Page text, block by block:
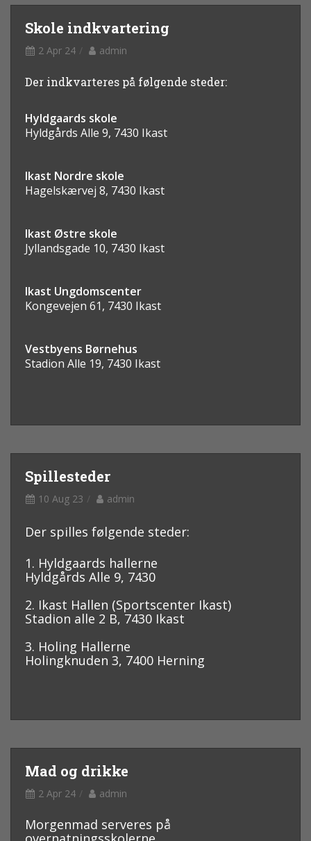
Skole indkvartering
2 Apr 24 admin
Der indkvarteres på følgende steder:
Hyldgaards skole
Hyldgårds Alle 9, 7430 Ikast
Ikast Nordre skole
Hagelskærvej 8, 7430 Ikast
Ikast Østre skole
Jyllandsgade 10, 7430 Ikast
Ikast Ungdomscenter
Kongevejen 61, 7430 Ikast
Vestbyens Børnehus
​Stadion Alle 19, 7430 Ikast
Spillesteder
10 Aug 23 admin
Der spilles følgende steder:
1. Hyldgaards hallerne
Hyldgårds Alle 9, 7430
2. Ikast Hallen (Sportscenter Ikast)
Stadion alle 2 B, 7430 Ikast
3. Holing Hallerne
Holingknuden 3, 7400 Herning
Mad og drikke
2 Apr 24 admin
Morgenmad serveres på